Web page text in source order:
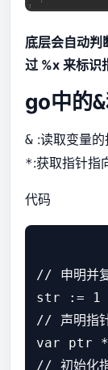
底层会自动判
过 %x 来标识
go中的&
& :读取变量的
*:获取指针指
代码
// 申明并
str := 1
// 声明指
var ptr
// 初始化